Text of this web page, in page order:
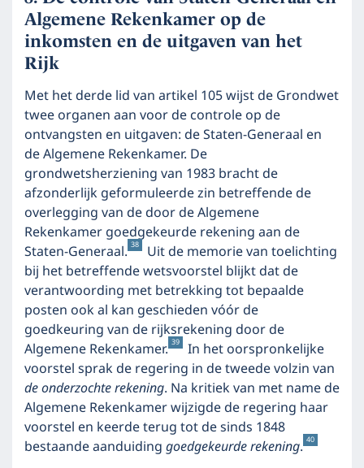
Algemene Rekenkamer op de
inkomsten en de uitgaven van het
Rijk
Met het derde lid van artikel 105 wijst de Grondwet
twee organen aan voor de controle op de
ontvangsten en uitgaven: de Staten-Generaal en
de Algemene Rekenkamer. De
grondwetsherziening van 1983 bracht de
afzonderlijk geformuleerde zin betreffende de
overlegging van de door de Algemene
Rekenkamer goedgekeurde rekening aan de
Staten-Generaal. 38
Uit de memorie van toelichting
bij het betreffende wetsvoorstel blijkt dat de
verantwoording met betrekking tot bepaalde
posten ook al kan geschieden vóór de
goedkeuring van de rijksrekening door de
Algemene Rekenkamer. 39
In het oorspronkelijke
voorstel sprak de regering in de tweede volzin van
de onderzochte rekening. Na kritiek van met name de
Algemene Rekenkamer wijzigde de regering haar
voorstel en keerde terug tot de sinds 1848
bestaande aanduidinggoedgekeurde rekening. 40